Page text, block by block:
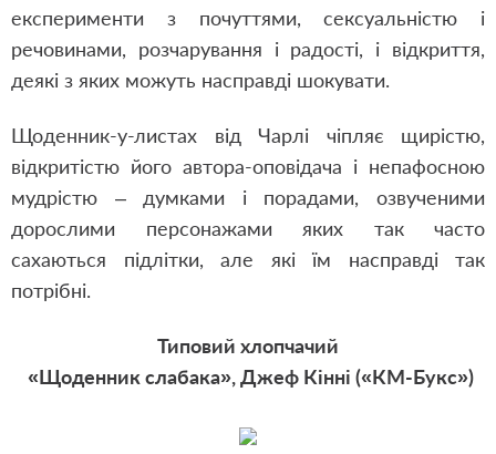
експерименти з почуттями, сексуальністю і
речовинами, розчарування і радості, і відкриття,
деякі з яких можуть насправді шокувати.
Щоденник-у-листах від Чарлі чіпляє щирістю,
відкритістю його автора-оповідача і непафосною
мудрістю – думками і порадами, озвученими
дорослими персонажами яких так часто
сахаються підлітки, але які їм насправді так
потрібні.
Типовий хлопчачий
«Щоденник слабака», Джеф Кінні («КМ-Букс»)